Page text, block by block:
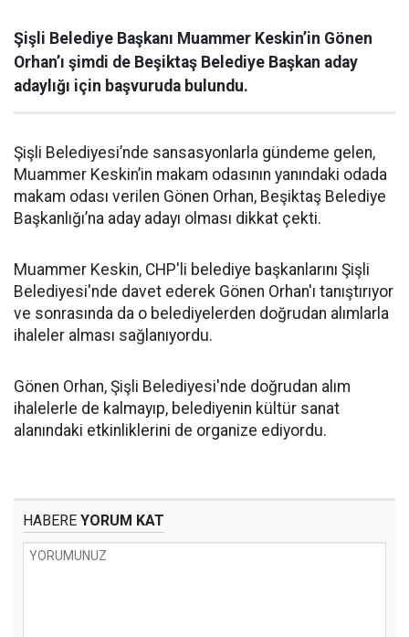
Şişli Belediye Başkanı Muammer Keskin’in Gönen
Orhan’ı şimdi de Beşiktaş Belediye Başkan aday
adaylığı için başvuruda bulundu.
Şişli Belediyesi’nde sansasyonlarla gündeme gelen,
Muammer Keskin’in makam odasının yanındaki odada
makam odası verilen Gönen Orhan, Beşiktaş Belediye
Başkanlığı’na aday adayı olması dikkat çekti.
Muammer Keskin, CHP'li belediye başkanlarını Şişli
Belediyesi'nde davet ederek Gönen Orhan'ı tanıştırıyor
ve sonrasında da o belediyelerden doğrudan alımlarla
ihaleler alması sağlanıyordu.
Gönen Orhan, Şişli Belediyesi'nde doğrudan alım
ihalelerle de kalmayıp, belediyenin kültür sanat
alanındaki etkinliklerini de organize ediyordu.
HABERE YORUM KAT